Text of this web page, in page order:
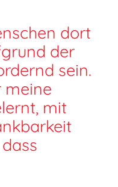
dort
der
sein.
meine
mit